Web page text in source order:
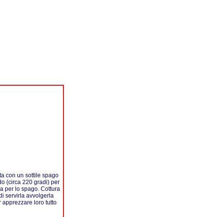
con un sottile spago
(circa 220 gradi) per
per lo spago. Cottura
servirla avvolgerla
apprezzare loro tutto